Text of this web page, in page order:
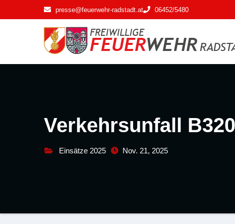
Inhalt
presse@feuerwehr-radstadt.at 06452/5480
Verkehrsunfall B320
Einsätze 2025 Nov. 21, 2025